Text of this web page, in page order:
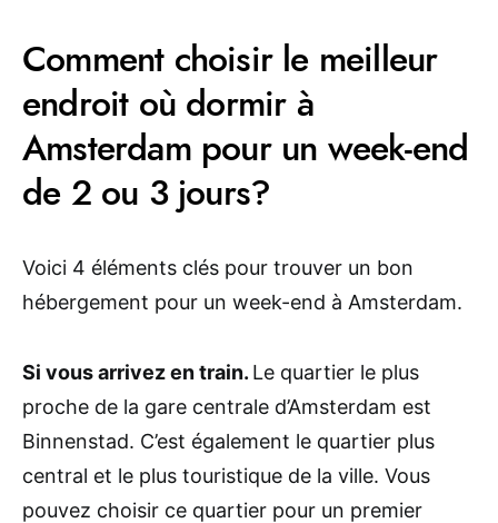
Comment choisir le meilleur
endroit où dormir à
Amsterdam pour un week-end
de 2 ou 3 jours?
Voici 4 éléments clés pour trouver un bon
hébergement pour un week-end à Amsterdam.
Si vous arrivez en train. Le quartier le plus
proche de la gare centrale d’Amsterdam est
Binnenstad. C’est également le quartier plus
central et le plus touristique de la ville. Vous
pouvez choisir ce quartier pour un premier